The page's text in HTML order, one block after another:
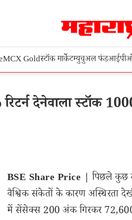
MCX Goldस्टॉक मार्केटम्युचुअल फंड
देनेवाला स्टॉक
BSE Share Price | पिछले कुछ
वैश्विक संकेतों के कारण अस्थिरता
में सेंसेक्स 200 अंक गिरकर 72,600